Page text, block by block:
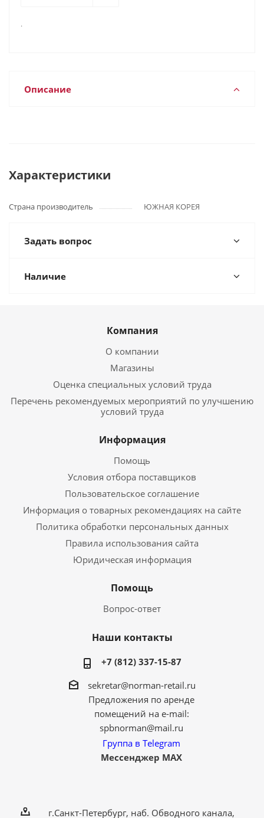
.
Описание
Характеристики
Страна производитель ЮЖНАЯ КОРЕЯ
Задать вопрос
Наличие
Компания
О компании
Магазины
Оценка специальных условий труда
Перечень рекомендуемых мероприятий по улучшению
условий труда
Информация
Помощь
Условия отбора поставщиков
Пользовательское соглашение
Информация о товарных рекомендациях на сайте
Политика обработки персональных данных
Правила использования сайта
Юридическая информация
Помощь
Вопрос-ответ
Наши контакты
+7 (812) 337-15-87
sekretar@norman-retail.ru
Предложения по аренде
помещений на e-mail:
spbnorman@mail.ru
Группа в Telegram
Мессенджер MAX
г.Санкт-Петербург, наб. Обводного канала,